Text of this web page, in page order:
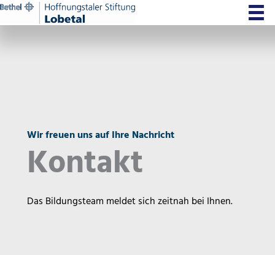
Zum
Inhalt
Wir freuen uns auf Ihre Nachricht
Kontakt
Das Bildungsteam meldet sich zeitnah bei Ihnen.